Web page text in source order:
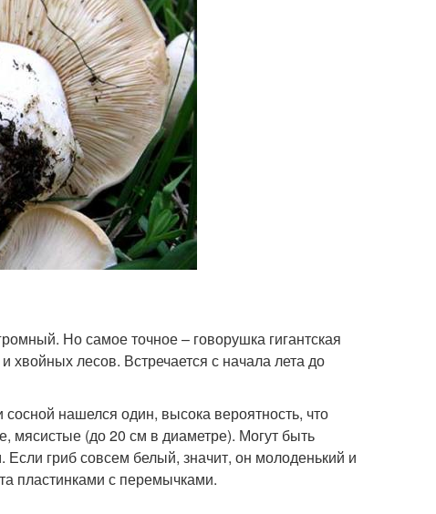
Но самое точное – говорушка гигантская
хвойных лесов. Встречается с начала лета до
нашелся один, высока вероятность, что
мясистые (до 20 см в диаметре). Могут быть
гриб совсем белый, значит, он молоденький и
пластинками с перемычками.